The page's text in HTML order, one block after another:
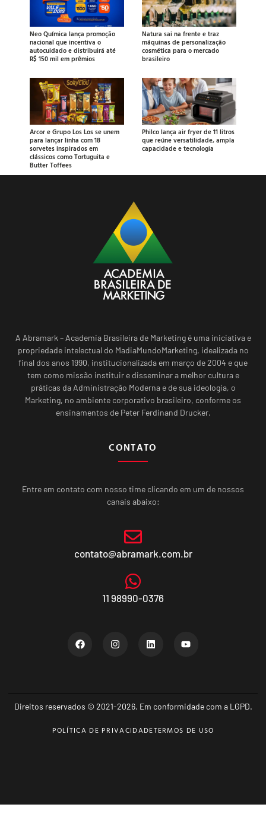
Neo Química lança promoção
nacional que incentiva o
autocuidado e distribuirá até
R$ 150 mil em prêmios
Natura sai na frente e traz
máquinas de personalização
cosmética para o mercado
brasileiro
Arcor e Grupo Los Los se unem
para lançar linha com 18
sorvetes inspirados em
clássicos como Tortuguita e
Butter Toffees
Philco lança air fryer de 11 litros
que reúne versatilidade, ampla
capacidade e tecnologia
A Abramark – Academia Brasileira de Marketing é uma iniciativa e
propriedade intelectual do MadiaMundoMarketing, idealizada no
final dos anos 1990, institucionalizada em março de 2004 e que
tem como missão instituir e disseminar a melhor cultura e
práticas da Administração Moderna e de sua ideologia, o
Marketing, no ambiente corporativo brasileiro, conforme os
ensinamentos de Peter Ferdinand Drucker.
CONTATO
Entre em contato com nosso time clicando em um de nossos
canais abaixo:
contato@abramark.com.br
11 98990-0376
Direitos reservados © 2021-2026. Em conformidade com a LGPD.
POLÍTICA DE PRIVACIDADETERMOS DE USO